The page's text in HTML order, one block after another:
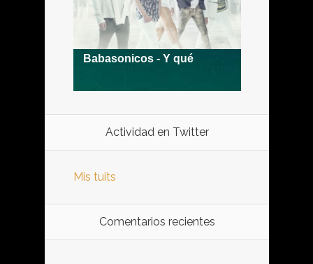
Actividad en Twitter
Mis tuits
Comentarios recientes